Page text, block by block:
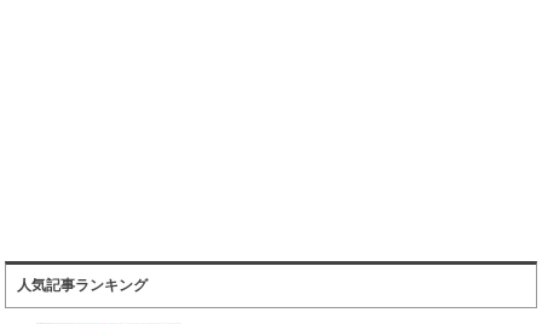
人気記事ランキング